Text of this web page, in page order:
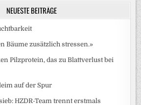
NEUESTE BEITRÄGE
Bäume zusätzlich stressen.»
Pilzprotein, das zu Blattverlust bei
auf der Spur
HZDR-Team trennt erstmals